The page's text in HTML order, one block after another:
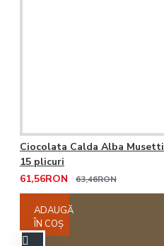
Ciocolata Calda Alba Musetti
15 plicuri
61,56RON
63,46RON
ADAUGĂ
ÎN COŞ